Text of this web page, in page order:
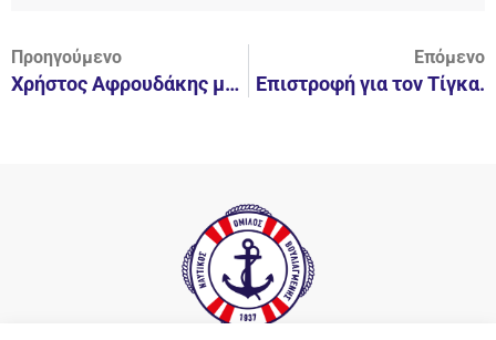
Προηγούμενο
Χρήστος Αφρουδάκης με την βούλα στην Βουλιαγμένη.
Επόμενο
Επιστροφή για τον Τίγκα.